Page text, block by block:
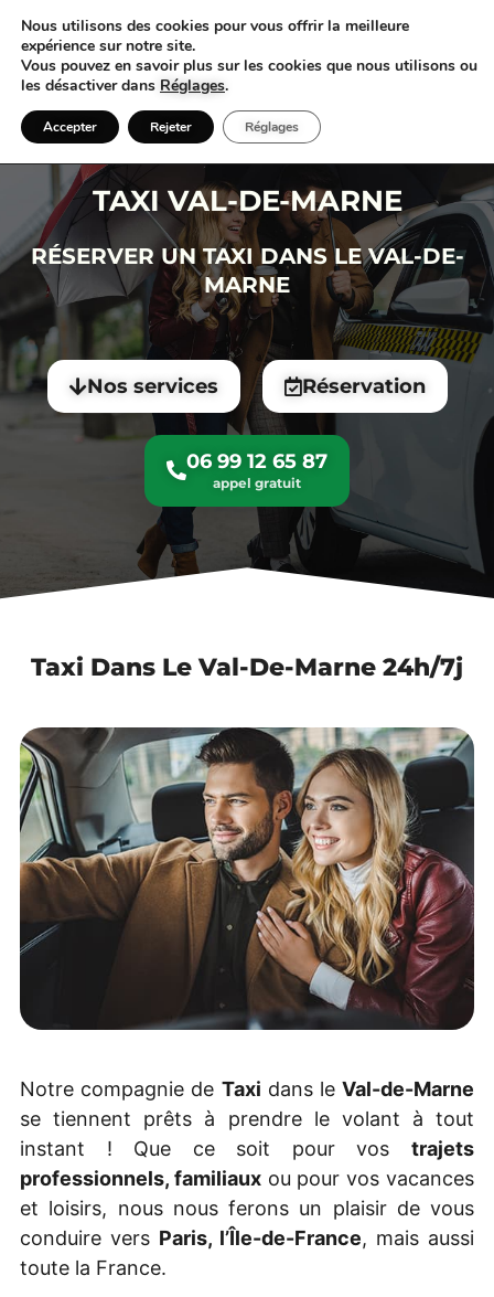
TAXI VAL-DE-MARNE
RÉSERVER UN TAXI DANS LE VAL-DE-
MARNE
Nos services Réservation
06 99 12 65 87
Taxi Dans Le Val-De-Marne 24h/7j
Notre compagnie de Taxi dans le Val-de-Marne
se tiennent prêts à prendre le volant à tout
instant ! Que ce soit pour vos trajets
professionnels, familiauxou pour vos vacances
et loisirs, nous nous ferons un plaisir de vous
conduire vers Paris, l’Île-de-France, mais aussi
toute la France.
Nous utilisons des cookies pour vous offrir la meilleure
expérience sur notre site.
Vous pouvez en savoir plus sur les cookies que nous utilisons ou
les désactiver dans Réglages.
Accepter Rejeter Réglages